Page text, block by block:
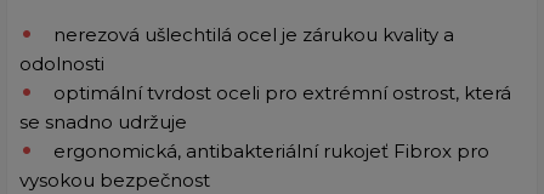
nerezová ušlechtilá ocel je zárukou kvality a
odolnosti
optimální tvrdost oceli pro extrémní ostrost, která
se snadno udržuje
ergonomická, antibakteriální rukojeť Fibrox pro
vysokou bezpečnost